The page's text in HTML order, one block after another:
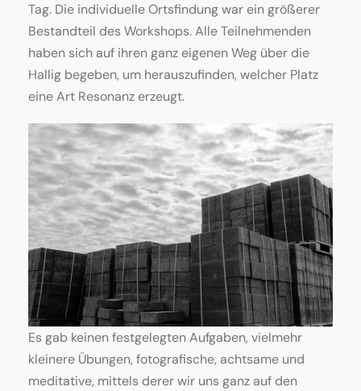
Tag. Die individuelle Ortsfindung war ein größerer
Bestandteil des Workshops. Alle Teilnehmenden
haben sich auf ihren ganz eigenen Weg über die
Hallig begeben, um herauszufinden, welcher Platz
eine Art Resonanz erzeugt.
Es gab keinen festgelegten Aufgaben, vielmehr
kleinere Übungen, fotografische, achtsame und
meditative, mittels derer wir uns ganz auf den